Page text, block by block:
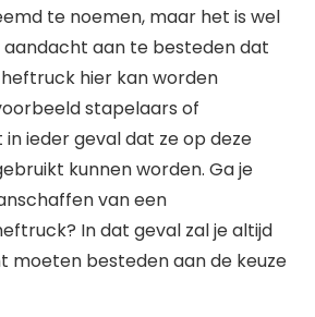
te noemen, maar het is wel
aan te besteden dat
hier kan worden
stapelaars of
ieder geval dat ze op deze
kunnen worden. Ga je
van een
In dat geval zal je altijd
moeten besteden aan de keuze